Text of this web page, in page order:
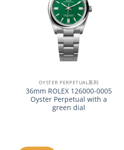
OYSTER PERPETUAL系列
36mm ROLEX 126000-0005
Oyster Perpetual with a
green dial